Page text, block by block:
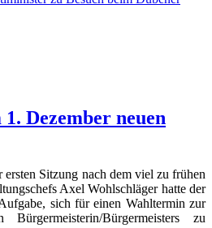
Dezember neuen
ersten Sitzung nach dem viel zu frühen
Axel Wohlschläger hatte der
sich für einen Wahltermin zur
Bürgermeisters zu